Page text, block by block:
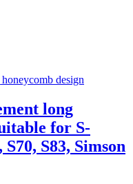
long
for S-
S70, S83, Simson